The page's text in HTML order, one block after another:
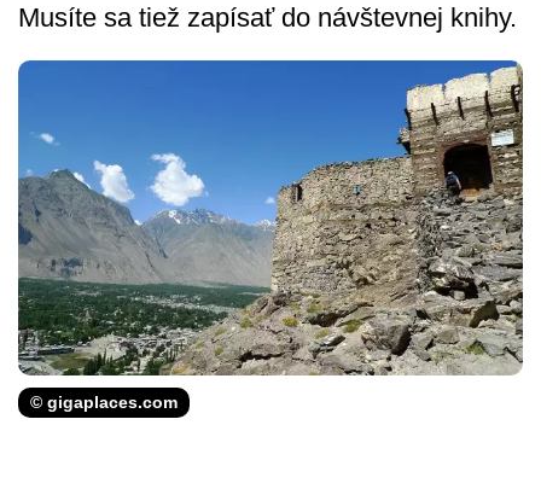
Musíte sa tiež zapísať do návštevnej knihy.
© gigaplaces.com